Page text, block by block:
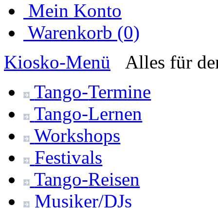
Mein Konto
Warenkorb (0)
Kiosko-Menü
Alles für
Tango-Termine
Tango-Lernen
Workshops
Festivals
Tango-Reisen
Musiker/DJs